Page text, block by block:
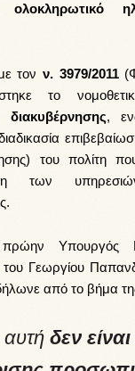
τον ν. 3979/2011
το
διακυβέρνησης,
του πολίτη
των υπηρεσιών
Υπουργός
Γεωργίου
από το βήμα
αυτήδεν